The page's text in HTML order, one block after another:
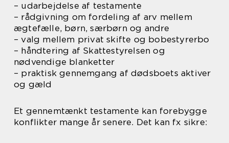
– udarbejdelse af testamente
– rådgivning om fordeling af arv mellem
ægtefælle, børn, særbørn og andre
– valg mellem privat skifte og bobestyrerbo
– håndtering af Skattestyrelsen og
nødvendige blanketter
– praktisk gennemgang af dødsboets aktiver
og gæld
Et gennemtænkt testamente kan forebygge
konflikter mange år senere. Det kan fx sikre: